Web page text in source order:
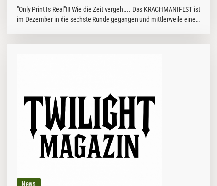
"Only Print Is Real"!!! Wie die Zeit vergeht... Das KRACHMANIFEST ist
im Dezember in die sechste Runde gegangen und mittlerweile eine
News